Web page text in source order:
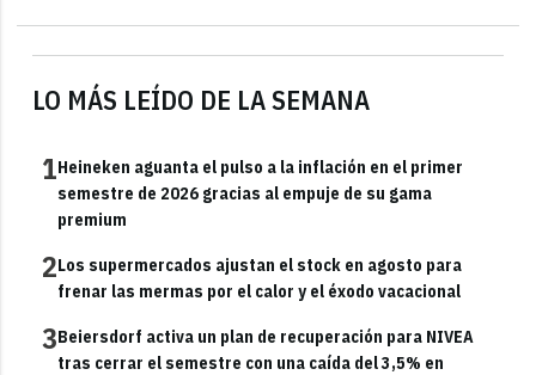
LO MÁS LEÍDO DE LA SEMANA
1Heineken aguanta el pulso a la inflación en el primer
semestre de 2026 gracias al empuje de su gama
premium
2Los supermercados ajustan el stock en agosto para
frenar las mermas por el calor y el éxodo vacacional
3Beiersdorf activa un plan de recuperación para NIVEA
tras cerrar el semestre con una caída del 3,5% en